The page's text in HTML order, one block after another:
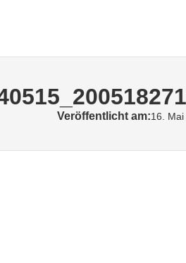
Veröffentlicht am:16.